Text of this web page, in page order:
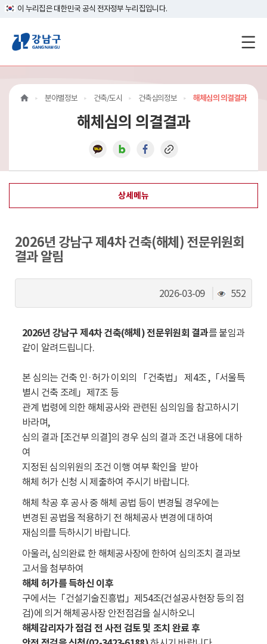
이 누리집은 대한민국 공식 전자정부 누리집입니다.
강
남
구
지
메
인
이
동
분야별정보 건축/도시 건축심의정보 해체심의 의결결과
해체심의 의결결과
상세메뉴
2026년 강남구 제4차 건축(해체) 전문위원회
결과 알림
2026-03-09
조
회
552
2026년 강남구 제4차 건축(해체) 전문위원회 결과를 붙임과
같이 알려드립니다.
본 심의는 건축 인·허가 이외의 「건축법」 제4조 ,「서울특
별시 건축 조례」제7조 등
관계 법령에 의한 해체공사와 관련된 심의임을 참고하시기
바라며,
심의 결과 [조건부 의결]의 경우 심의 결과 조건 내용에 대하
여
지정된 심의위원의 조건 이행 여부 확인을 받아
해체 허가 신청 시 제출하여 주시기 바랍니다.
해체 착공 후 공사 중 해체 공법 등이 변경될 경우에는
변경된 공법을 적용하기 전 해체공사 변경에 대하여
재심의를 득하시기 바랍니다.
아울러, 심의완료 한 해체공사장에 한하여 심의조치 결과보
고서을 첨부하여
해체 허가를 득하신 이후
구에서는「건설기술진흥법」제54조(건설공사현장 등의 점
검)에 의거 해체공사장 안전점검을 실시하오니
해체감리자가 점검 전 사전 검토 및 조치 완료 후